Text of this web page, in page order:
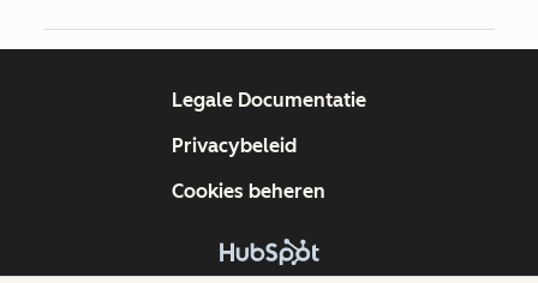
Legale Documentatie
Privacybeleid
Cookies beheren